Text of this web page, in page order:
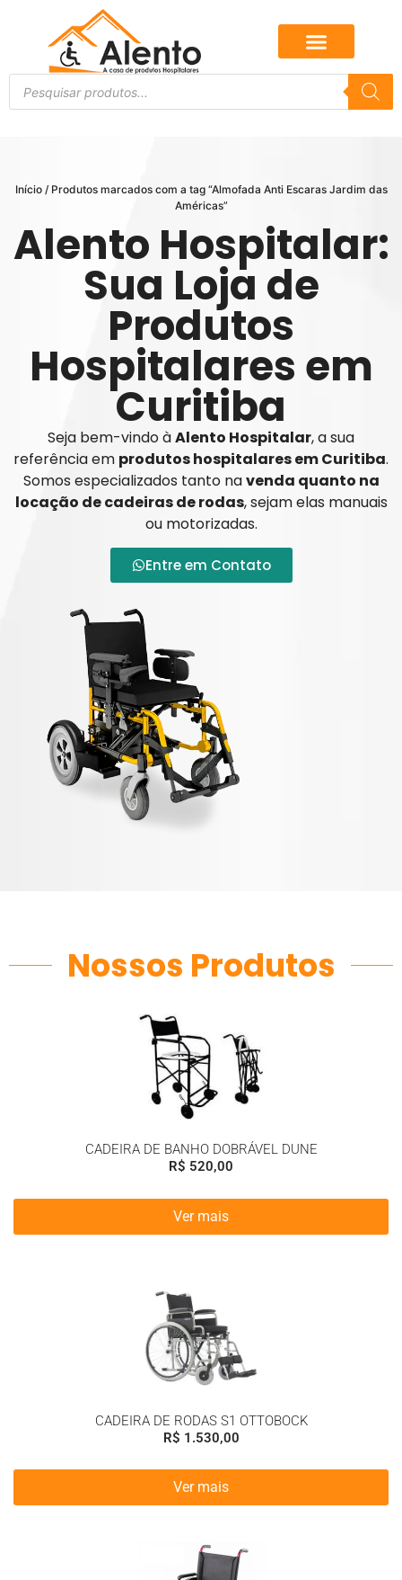
Início/ Produtos marcados com a tag “Almofada Anti Escaras Jardim das
Américas”
Alento Hospitalar:
Sua Loja de
Produtos
Hospitalares em
Curitiba
Seja bem-vindo àAlento Hospitalar, a sua
referência em produtos hospitalares em Curitiba.
Somos especializados tanto navenda quanto na
locação de cadeiras de rodas, sejam elas manuais
ou motorizadas.
Entre em Contato
Nossos Produtos
CADEIRA DE BANHO DOBRÁVEL DUNE
R$ 520,00
Ver mais
CADEIRA DE RODAS S1 OTTOBOCK
R$ 1.530,00
Ver mais